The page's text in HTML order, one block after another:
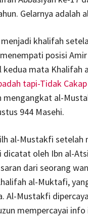
Gelarnya adalah
khalifah
posisi
kedua mata Khalifah
tapi-Tidak
mengangkat al-
944 Masehi.
al-Mustakfi setelah
dicatat oleh Ibn al-
dari seorang
al-Muktafi,
Al-Mustakfi
mempercayai